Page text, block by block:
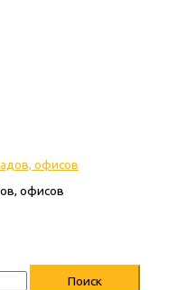
офисов